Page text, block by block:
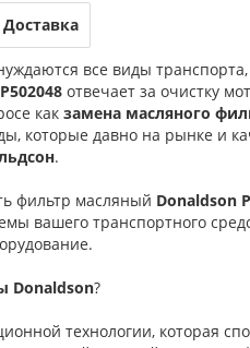
Доставка
все виды
отвечает за очистку
как замена масляного
которые давно на рынке и
.
фильтр масляный Donaldson
вашего транспортного
Donaldson?
технологии, которая